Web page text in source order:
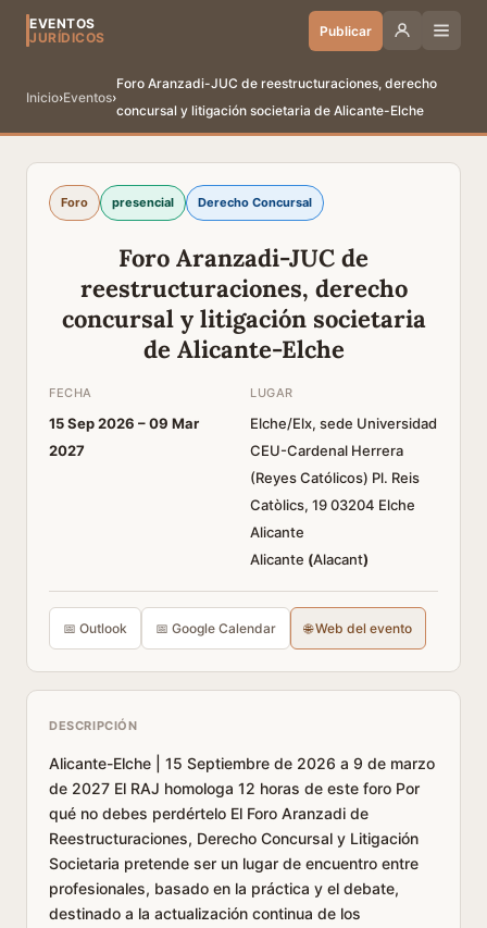
EVENTOS
JURÍDICOS
Publicar
Inicio›Eventos›
Foro Aranzadi-JUC de reestructuraciones, derecho
concursal y litigación societaria de Alicante-Elche
Foro presencial Derecho Concursal
Foro Aranzadi-JUC de
reestructuraciones, derecho
concursal y litigación societaria
de Alicante-Elche
FECHA
15 Sep 2026 –09 Mar
2027
LUGAR
Elche/Elx, sede Universidad
CEU-Cardenal Herrera
(Reyes Católicos) Pl. Reis
Catòlics, 19 03204 Elche
Alicante
Alicante (Alacant)
📅 Outlook 📅 Google Calendar 🌐 Web del evento
DESCRIPCIÓN
Alicante-Elche | 15 Septiembre de 2026 a 9 de marzo
de 2027 El RAJ homologa 12 horas de este foro Por
qué no debes perdértelo El Foro Aranzadi de
Reestructuraciones, Derecho Concursal y Litigación
Societaria pretende ser un lugar de encuentro entre
profesionales, basado en la práctica y el debate,
destinado a la actualización continua de los